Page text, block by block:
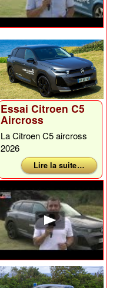
Essai Citroen C5
Aircross
La Citroen C5 aircross
2026
Lire la suite …